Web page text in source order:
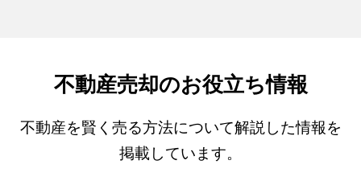
不動産売却のお役立ち情報
不動産を賢く売る方法について解説した情報を
掲載しています。